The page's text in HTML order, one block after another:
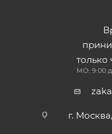
только
МО: 9:00
г.